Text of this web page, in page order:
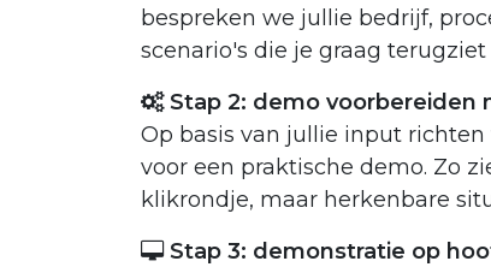
bespreken we jullie bedrijf,
scenario's die je graag terugziet
Stap 2: demo voorbereiden
Op basis van jullie input
voor een praktische demo. Zo
klikrondje, maar herkenbare
Stap 3: demonstratie op